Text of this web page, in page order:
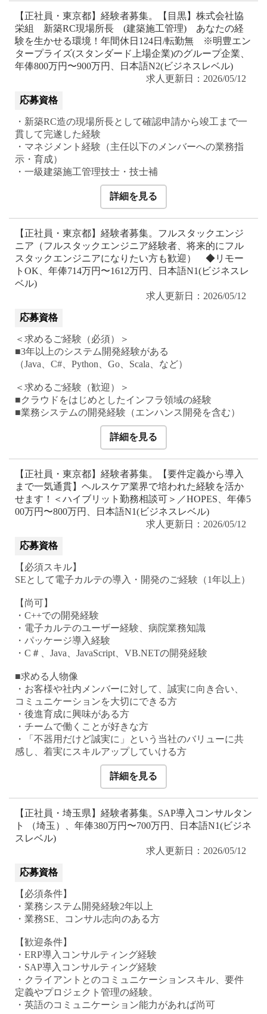
【正社員・東京都】経験者募集。【目黒】株式会社協
栄組 新築RC現場所長 (建築施工管理) あなたの経
験を生かせる環境！年間休日124日/転勤無 ※明豊エン
タープライズ(スタンダード上場企業)のグループ企業、
年俸800万円〜900万円、日本語N2(ビジネスレベル)
求人更新日：2026/05/12
応募資格
・新築RC造の現場所長として確認申請から竣工まで一
貫して完遂した経験
・マネジメント経験（主任以下のメンバーへの業務指
示・育成）
・一級建築施工管理技士・技士補
詳細を見る
【正社員・東京都】経験者募集。フルスタックエンジ
ニア（フルスタックエンジニア経験者、将来的にフル
スタックエンジニアになりたい方も歓迎） ◆リモー
トOK、年俸714万円〜1612万円、日本語N1(ビジネスレ
ベル)
求人更新日：2026/05/12
応募資格
＜求めるご経験（必須）＞
■3年以上のシステム開発経験がある
（Java、C#、Python、Go、Scala、など）
＜求めるご経験（歓迎）＞
■クラウドをはじめとしたインフラ領域の経験
■業務システムの開発経験（エンハンス開発を含む）
詳細を見る
【正社員・東京都】経験者募集。【要件定義から導入
まで一気通貫】ヘルスケア業界で培われた経験を活か
せます！＜ハイブリット勤務相談可＞／HOPES、年俸5
00万円〜800万円、日本語N1(ビジネスレベル)
求人更新日：2026/05/12
応募資格
【必須スキル】
SEとして電子カルテの導入・開発のご経験（1年以上）
【尚可】
・C++での開発経験
・電子カルテのユーザー経験、病院業務知識
・パッケージ導入経験
・C＃、Java、JavaScript、VB.NETの開発経験
■求める人物像
・お客様や社内メンバーに対して、誠実に向き合い、
コミュニケーションを大切にできる方
・後進育成に興味がある方
・チームで働くことが好きな方
・「不器用だけど誠実に」という当社のバリューに共
感し、着実にスキルアップしていける方
詳細を見る
【正社員・埼玉県】経験者募集。SAP導入コンサルタン
ト （埼玉）、年俸380万円〜700万円、日本語N1(ビジネ
スレベル)
求人更新日：2026/05/12
応募資格
【必須条件】
・業務システム開発経験2年以上
・業務SE、コンサル志向のある方
【歓迎条件】
・ERP導入コンサルティング経験
・SAP導入コンサルティング経験
・クライアントとのコミュニケーションスキル、要件
定義やプロジェクト管理の経験。
・英語のコミュニケーション能力があれば尚可